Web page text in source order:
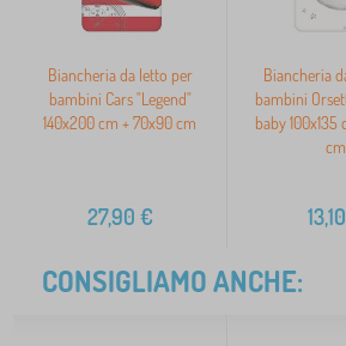
Biancheria da letto per
bambini Cars "Legend"
140x200 cm + 70x90 cm
27,90 €
Biancheria
bambini
baby
cm
13,10
CONSIGLIAMO ANCHE: